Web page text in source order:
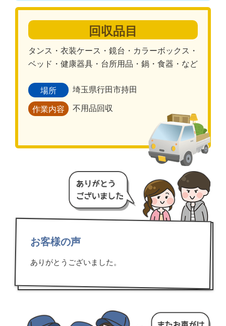
回収品目
タンス・衣装ケース・鏡台・カラーボックス・
ベッド・健康器具・台所用品・鍋・食器・など
場所 埼玉県行田市持田
作業内容 不用品回収
お客様の声
ありがとうございました。